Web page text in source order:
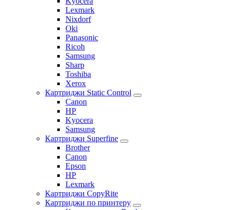
Lexmark
Nixdorf
Oki
Panasonic
Ricoh
Samsung
Sharp
Toshiba
Xerox
Картриджи Static Control
Canon
HP
Kyocera
Samsung
Картриджи Superfine
Brother
Canon
Epson
HP
Lexmark
Картриджи CopyRite
Картриджи по принтеру